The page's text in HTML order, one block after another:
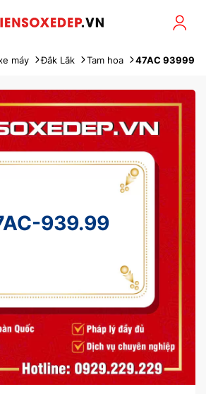
máy Đắk Lắk Tam hoa 47AC 93999
939.99